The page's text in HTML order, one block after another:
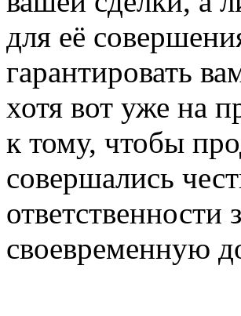
для её
гарантировать
хотя вот уже на
к тому, чтобы
совершались
ответственности
своевременную